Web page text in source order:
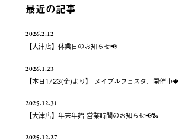
最近の記事
2026.2.12
【大津店】休業日のお知らせ📢
2026.1.23
【本日1/23(金)より】 メイプルフェスタ、開催中🍁
2025.12.31
【大津店】年末年始 営業時間のお知らせ📢🐍
2025.12.27